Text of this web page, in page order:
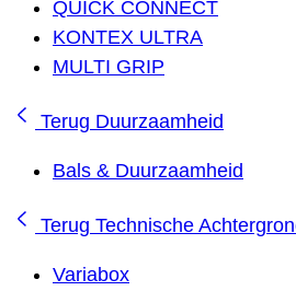
QUICK CONNECT
KONTEX ULTRA
MULTI GRIP
Terug Duurzaamheid
Bals & Duurzaamheid
Terug Technische
Variabox